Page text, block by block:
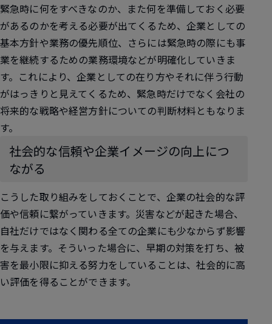
緊急時に何をすべきなのか、また何を準備しておく必要
があるのかを考える必要が出てくるため、企業としての
基本方針や業務の優先順位、さらには緊急時の際にも事
業を継続するための業務環境などが明確化していきま
す。これにより、企業としての在り方やそれに伴う行動
がはっきりと見えてくるため、緊急時だけでなく会社の
将来的な戦略や経営方針についての判断材料ともなりま
す。
社会的な信頼や企業イメージの向上につ
ながる
こうした取り組みをしておくことで、企業の社会的な評
価や信頼に繋がっていきます。災害などが起きた場合、
自社だけではなく関わる全ての企業にも少なからず影響
を与えます。そういった場合に、早期の対策を打ち、被
害を最小限に抑える努力をしていることは、社会的に高
い評価を得ることができます。